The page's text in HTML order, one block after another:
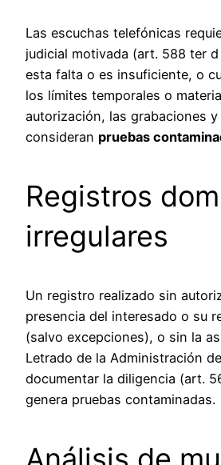
Las escuchas telefónicas
judicial motivada (art. 588 ter d
esta falta o es insuficiente, o
los límites temporales o
autorización, las grabaciones
consideran pruebas
Registros
irregulares
Un registro realizado sin
presencia del interesado o su
(salvo excepciones), o sin la
Letrado de la Administración
documentar la diligencia (art.
genera pruebas contaminadas.